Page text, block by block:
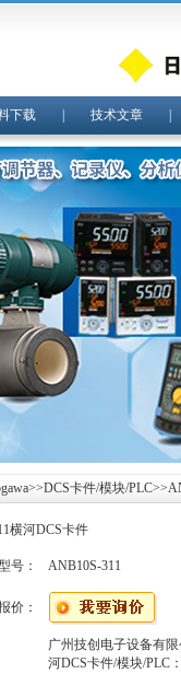
下载 技术文章
>>DCS卡件/模块/PLC
横河DCS卡件
号： ANB10S-311
价：
广州技创电子设备有
河DCS卡件/模块/PLC：